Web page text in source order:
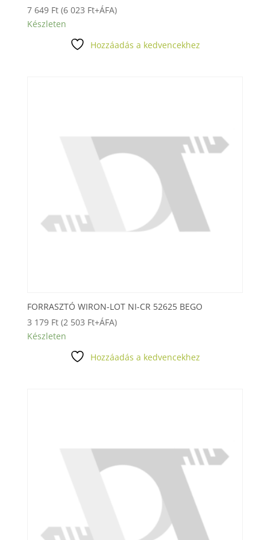
7 649 Ft (6 023 Ft+ÁFA)
Készleten
Hozzáadás a kedvencekhez
FORRASZTÓ WIRON-LOT NI-CR 52625 BEGO
3 179 Ft (2 503 Ft+ÁFA)
Készleten
Hozzáadás a kedvencekhez